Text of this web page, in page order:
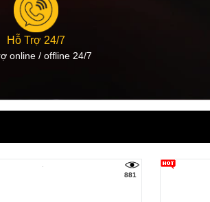
Hỗ Trợ 24/7
online / offline 24/7
881